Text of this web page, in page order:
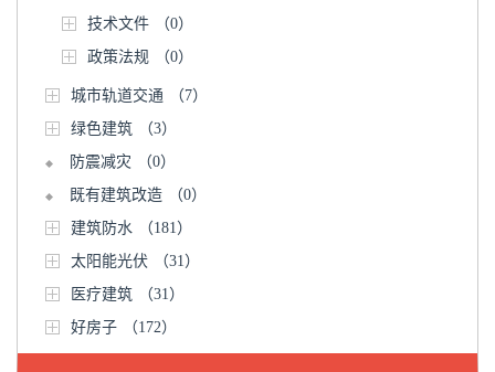
技术文件
（0）
政策法规
（0）
城市轨道交通
（7）
绿色建筑
（3）
防震减灾
（0）
既有建筑改造
（0）
建筑防水
（181）
太阳能光伏
（31）
医疗建筑
（31）
好房子
（172）